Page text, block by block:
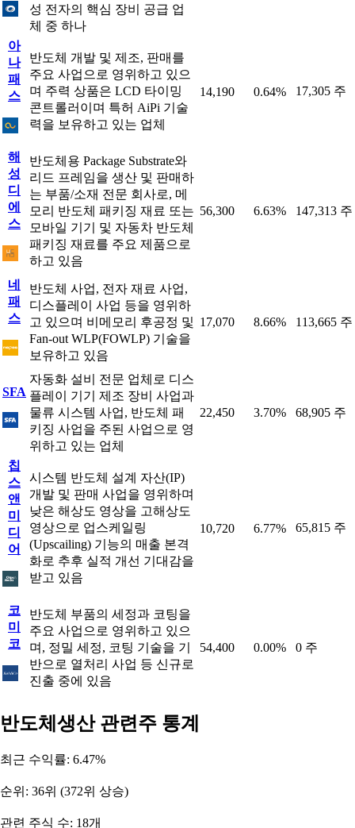
성 전자의 핵심 장비 공급 업
체 중 하나
아
나
패
스
반도체 개발 및 제조, 판매를
주요 사업으로 영위하고 있으
며 주력 상품은 LCD 타이밍
콘트롤러이며 특허 AiPi 기술
력을 보유하고 있는 업체
14,190 0.64% 17,305 주
해
성
디
에
스
반도체용 Package Substrate와
리드 프레임을 생산 및 판매하
는 부품/소재 전문 회사로, 메
모리 반도체 패키징 재료 또는
모바일 기기 및 자동차 반도체
패키징 재료를 주요 제품으로
하고 있음
56,300 6.63% 147,313 주
네
패
스
반도체 사업, 전자 재료 사업,
디스플레이 사업 등을 영위하
고 있으며 비메모리 후공정 및
Fan-out WLP(FOWLP) 기술을
보유하고 있음
17,070 8.66% 113,665 주
SFA
자동화 설비 전문 업체로 디스
플레이 기기 제조 장비 사업과
물류 시스템 사업, 반도체 패
키징 사업을 주된 사업으로 영
위하고 있는 업체
22,450 3.70% 68,905 주
칩
스
앤
미
디
어
시스템 반도체 설계 자산(IP)
개발 및 판매 사업을 영위하며
낮은 해상도 영상을 고해상도
영상으로 업스케일링
(Upscailing) 기능의 매출 본격
화로 추후 실적 개선 기대감을
받고 있음
10,720 6.77% 65,815 주
코
미
코
반도체 부품의 세정과 코팅을
주요 사업으로 영위하고 있으
며, 정밀 세정, 코팅 기술을 기
반으로 열처리 사업 등 신규로
진출 중에 있음
54,400 0.00% 0 주
반도체생산 관련주 통계
최근 수익률: 6.47%
순위: 36위 (372위 상승)
관련 주식 수: 18개